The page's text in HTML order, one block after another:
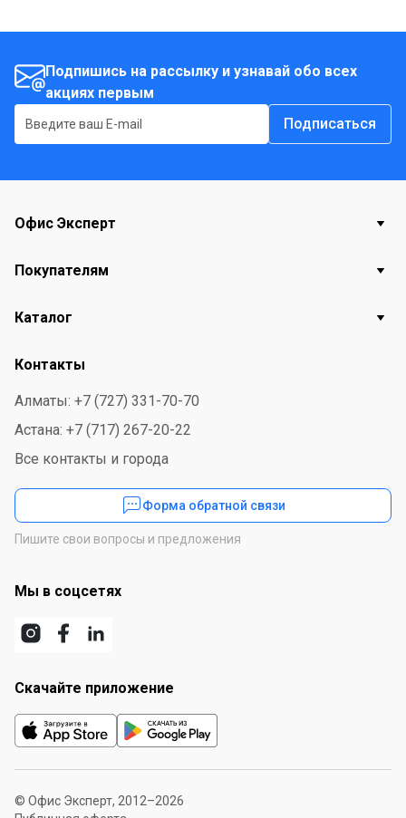
Подпишись на рассылку и узнавай обо всех
акциях первым
Подписаться
Офис Эксперт
Покупателям
Каталог
Контакты
Алматы: +7 (727) 331-70-70
Астана: +7 (717) 267-20-22
Все контакты и города
Форма обратной связи
Пишите свои вопросы и предложения
Мы в соцсетях
Скачайте приложение
© Офис Эксперт, 2012–2026